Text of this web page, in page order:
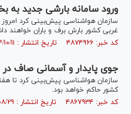
ورود سامانه بارشی جدید
سازمان هواشناسی پیش‌بینی کرد
غربی کشور بارش برف و باران خواهند
کد خبر: ۴۸۷۴۹۶۶ تاریخ انتشار : ۱۴۰۴/۱۰/۱۱
جوی پایدار و آسمانی صاف
سازمان هواشناسی پیش‌بینی کرد تا
کشور حاکم خواهد بود.
کد خبر: ۴۸۶۷۹۳۴ تاریخ انتشار : ۱۴۰۴/۰۸/۲۹